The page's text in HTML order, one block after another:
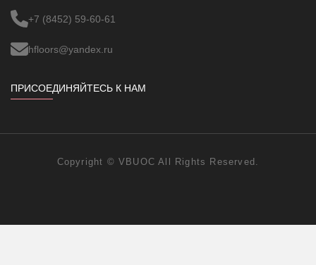
+7 (8452) 59-60-61
hfloors@yandex.ru
ПРИСОЕДИНЯЙТЕСЬ К НАМ
Copyright ©VBUOC All Rights Reserved.